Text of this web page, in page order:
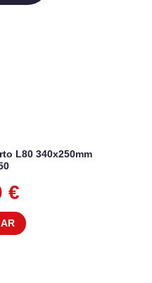
L80 340x250mm
€